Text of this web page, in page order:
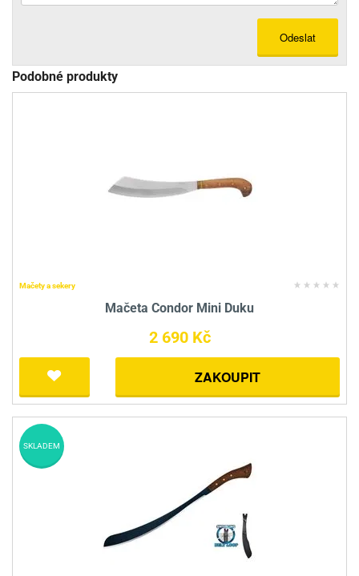
Odeslat
Podobné produkty
Mačety a sekery
Mačeta Condor Mini Duku
2 690 Kč
ZAKOUPIT
SKLADEM